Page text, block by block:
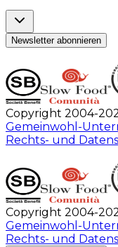
Newsletter abonnieren
Copyright 2004-
Gemeinwohl-
Rechts- und
Copyright 2004-
Gemeinwohl-
Rechts- und